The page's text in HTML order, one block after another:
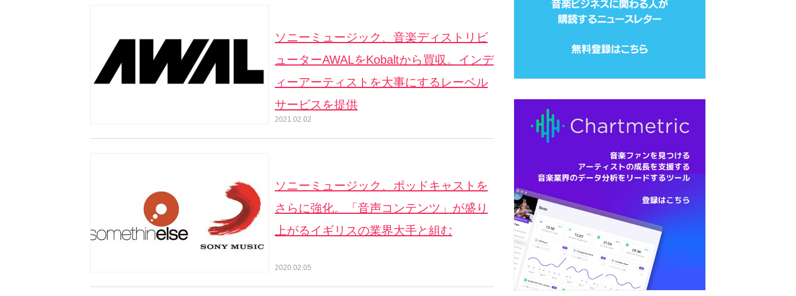
ソニーミュージック、音楽ディストリビ
ューターAWALをKobaltから買収。インデ
ィーアーティストを大事にするレーベル
サービスを提供
2021.02.02
ソニーミュージック、ポッドキャストを
さらに強化。「音声コンテンツ」が盛り
上がるイギリスの業界大手と組む
2020.02.05